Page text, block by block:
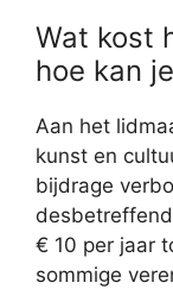
Wat kost
hoe kan
Aan het
kunst en
bijdrage
€ 10 per jaar
sommige